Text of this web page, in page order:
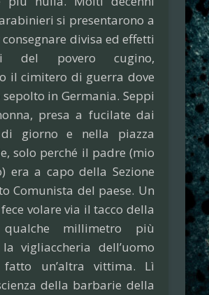
si presentarono a
consegnare divisa ed effetti
del povero cugino,
il cimitero di guerra dove
in Germania. Seppi
presa a fucilate dai
giorno e nella piazza
solo perché il padre (mio
era a capo della Sezione
Comunista del paese. Un
volare via il tacco della
qualche millimetro più
vigliaccheria dell’uomo
fatto un’altra vittima. Lì
della barbarie della